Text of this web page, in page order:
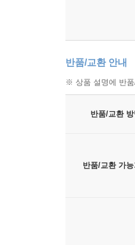
반품/교환 안내
※ 상품 설명에 반
반품/교환 방
반품/교환 가